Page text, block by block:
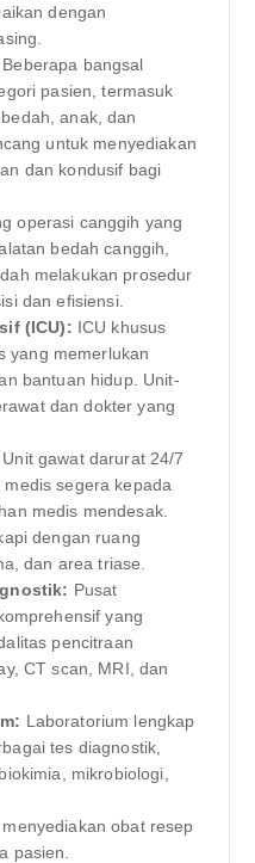
dengan
Beberapa bangsal
pasien, termasuk
anak, dan
untuk menyediakan
dan kondusif bagi
operasi canggih yang
bedah canggih,
melakukan prosedur
dan efisiensi.
(ICU): ICU khusus
yang memerlukan
bantuan hidup. Unit-
dan dokter yang
Unit gawat darurat 24/7
segera kepada
medis mendesak.
dengan ruang
dan area triase.
Pusat
yang
pencitraan
CT scan, MRI, dan
Laboratorium lengkap
tes diagnostik,
mikrobiologi,
obat resep
pasien.